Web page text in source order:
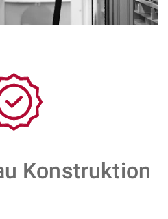
Konstruktion